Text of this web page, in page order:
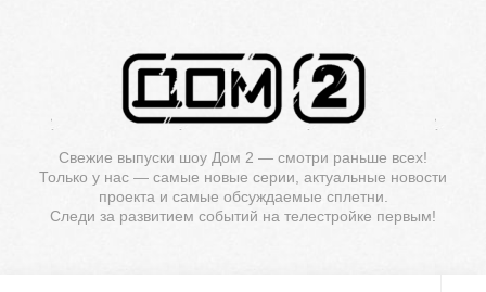
Свежие выпуски шоу Дом 2 — смотри раньше всех!
Только у нас — самые новые серии, актуальные новости
проекта и самые обсуждаемые сплетни.
Следи за развитием событий на телестройке первым!